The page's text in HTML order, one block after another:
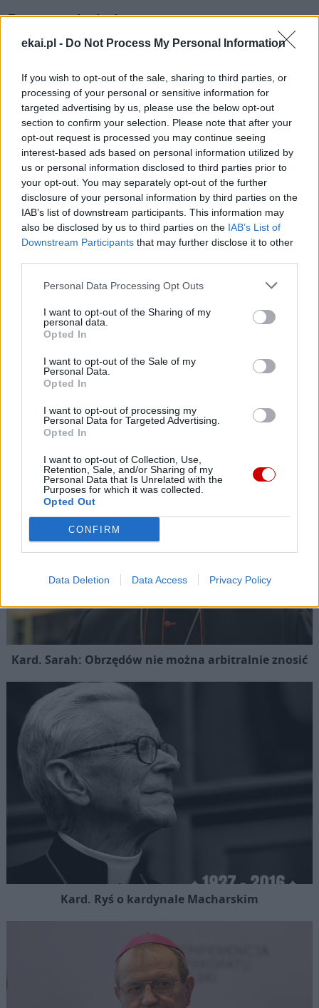
ekai.pl - Do Not Process My Personal Information
If you wish to opt-out of the sale, sharing to third parties, or
processing of your personal or sensitive information for
targeted advertising by us, please use the below opt-out
section to confirm your selection. Please note that after your
opt-out request is processed you may continue seeing
interest-based ads based on personal information utilized by
us or personal information disclosed to third parties prior to
your opt-out. You may separately opt-out of the further
disclosure of your personal information by third parties on the
IAB’s list of downstream participants. This information may
also be disclosed by us to third parties on the IAB’s List of
Downstream Participants that may further disclose it to other
Personal Data Processing Opt Outs
I want to opt-out of the Sharing of my
personal data.
Opted In
I want to opt-out of the Sale of my
Personal Data.
Opted In
I want to opt-out of processing my
Personal Data for Targeted Advertising.
Opted In
I want to opt-out of Collection, Use,
Retention, Sale, and/or Sharing of my
Personal Data that Is Unrelated with the
Purposes for which it was collected.
Opted Out
CONFIRM
Data Deletion Data Access Privacy Policy
Wersja do druku
Tagi: KOŚCIÓŁ LEON XIV POKÓJ
POKÓJ NA ŚWIECIE
PRZEMÓWIENIE
Najnowsze
08 sierpnia 2026 | 14:30
Seul przygotowuje się do Światowych Dni Młodzieży 2027
08 sierpnia 2026 | 13:00
zagranicznych
08 sierpnia 2026 | 12:46
8 sierpnia Kościół wspomina św. Dominika
08 sierpnia 2026 | 12:42
„Ożywić empatię” – Triennale Sztuki Uniwersytetów Katolickich
Popularne
Kard. Sarah: Obrzędów nie można arbitralnie znosić
Kard. Ryś o kardynale Macharskim